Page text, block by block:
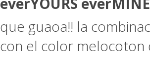
que guaoa!! la
con el color melocoton